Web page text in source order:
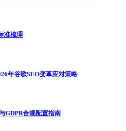
准梳理
年谷歌SEO变革应对策略
GDPR合规配置指南